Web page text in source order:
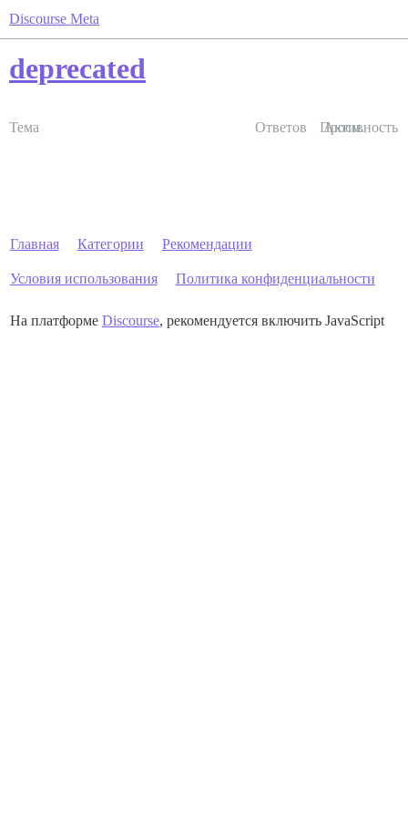
Discourse Meta
deprecated
Тема Ответов Просм.
Активность
Главная Категории Рекомендации
Условия использования Политика конфиденциальности
На платформе Discourse, рекомендуется включить JavaScript